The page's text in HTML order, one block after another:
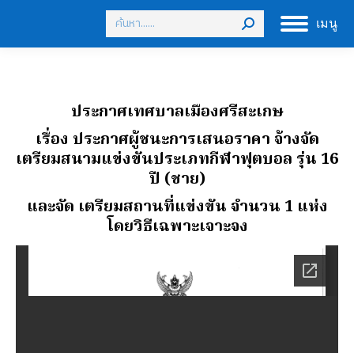
เมนู
Search:
ประกาศเทศบาลเมืองศรีสะเกษ
เรื่อง ประกาศผู้ชนะการเสนอราคา จ้างจัด
เตรียมสนามแข่งขันประเภทกีฬาฟุตบอล รุ่น 16
ปี (ชาย)
และจัด เตรียมสถานที่แข่งขัน จํานวน 1 แห่ง
โดยวิธีเฉพาะเจาะจง